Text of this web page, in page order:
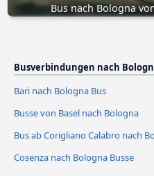
Bus nach Bologna
Busverbindungen nach
Bari nach Bologna Bus
Busse von Basel nach Bologna
Bus ab Corigliano Calabro nach
Cosenza nach Bologna Busse